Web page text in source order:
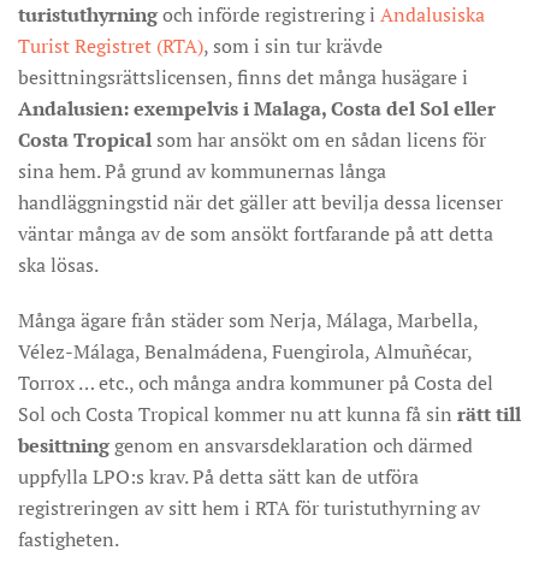
turistuthyrningoch införde registrering i Andalusiska
Turist Registret (RTA), som i sin tur krävde
besittningsrättslicensen, finns det många husägare i
Andalusien: exempelvis i Malaga, Costa del Sol eller
Costa Tropical som har ansökt om en sådan licens för
sina hem. På grund av kommunernas långa
handläggningstid när det gäller att bevilja dessa licenser
väntar många av de som ansökt fortfarande på att detta
ska lösas.
Många ägare från städer som Nerja, Málaga, Marbella,
Vélez-Málaga, Benalmádena, Fuengirola, Almuñécar,
Torrox … etc., och många andra kommuner på Costa del
Sol och Costa Tropical kommer nu att kunna få sin rätt till
besittninggenom en ansvarsdeklaration och därmed
uppfylla LPO:s krav. På detta sätt kan de utföra
registreringen av sitt hem i RTA för turistuthyrning av
fastigheten.